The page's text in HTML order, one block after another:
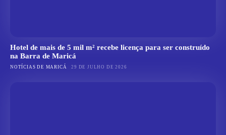
Hotel de mais de 5 mil m² recebe licença para ser construído
na Barra de Maricá
NOTÍCIAS DE MARICÁ 29 DE JULHO DE 2026